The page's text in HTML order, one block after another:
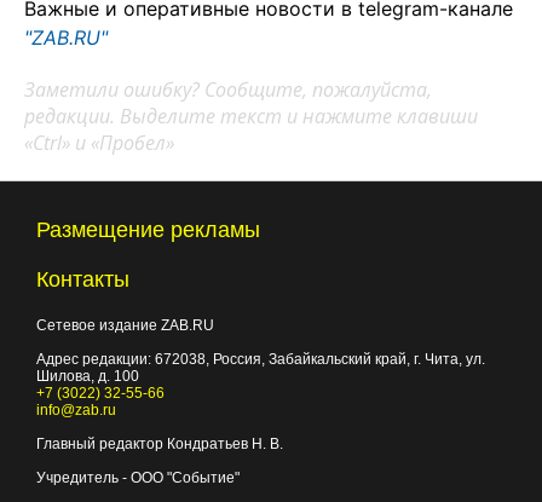
Важные и оперативные новости в telegram-канале
"ZAB.RU"
Заметили ошибку? Сообщите, пожалуйста,
редакции. Выделите текст и нажмите клавиши
«Ctrl» и «Пробел»
Размещение рекламы
Контакты
Сетевое издание ZAB.RU
Адрес редакции: 672038, Россия, Забайкальский край, г. Чита, ул.
Шилова, д. 100
+7 (3022) 32-55-66
info@zab.ru
Главный редактор Кондратьев Н. В.
Учредитель - ООО "Событие"